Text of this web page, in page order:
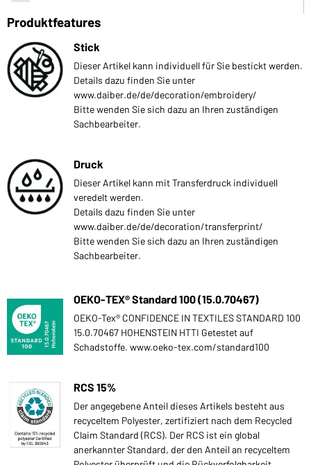
Produktfeatures
Stick
Dieser Artikel kann individuell für Sie bestickt werden.
Details dazu finden Sie unter
www.daiber.de/de/decoration/embroidery/
Bitte wenden Sie sich dazu an Ihren zuständigen
Sachbearbeiter.
Druck
Dieser Artikel kann mit Transferdruck individuell
veredelt werden.
Details dazu finden Sie unter
www.daiber.de/de/decoration/transferprint/
Bitte wenden Sie sich dazu an Ihren zuständigen
Sachbearbeiter.
OEKO-TEX® Standard 100 (15.0.70467)
OEKO-Tex® CONFIDENCE IN TEXTILES STANDARD 100
15.0.70467 HOHENSTEIN HTTI Getestet auf
Schadstoffe. www.oeko-tex.com/standard100
RCS 15%
Der angegebene Anteil dieses Artikels besteht aus
recyceltem Polyester, zertifiziert nach dem Recycled
Claim Standard (RCS). Der RCS ist ein global
anerkannter Standard, der den Anteil an recyceltem